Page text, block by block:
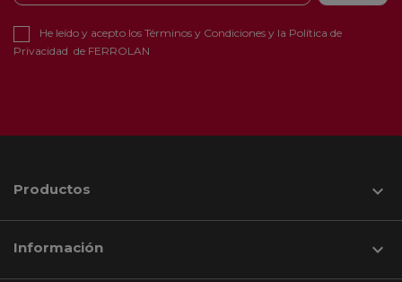
He leído y acepto los Términos y Condiciones y la Política de
Privacidad de FERROLAN
Productos 
Información 